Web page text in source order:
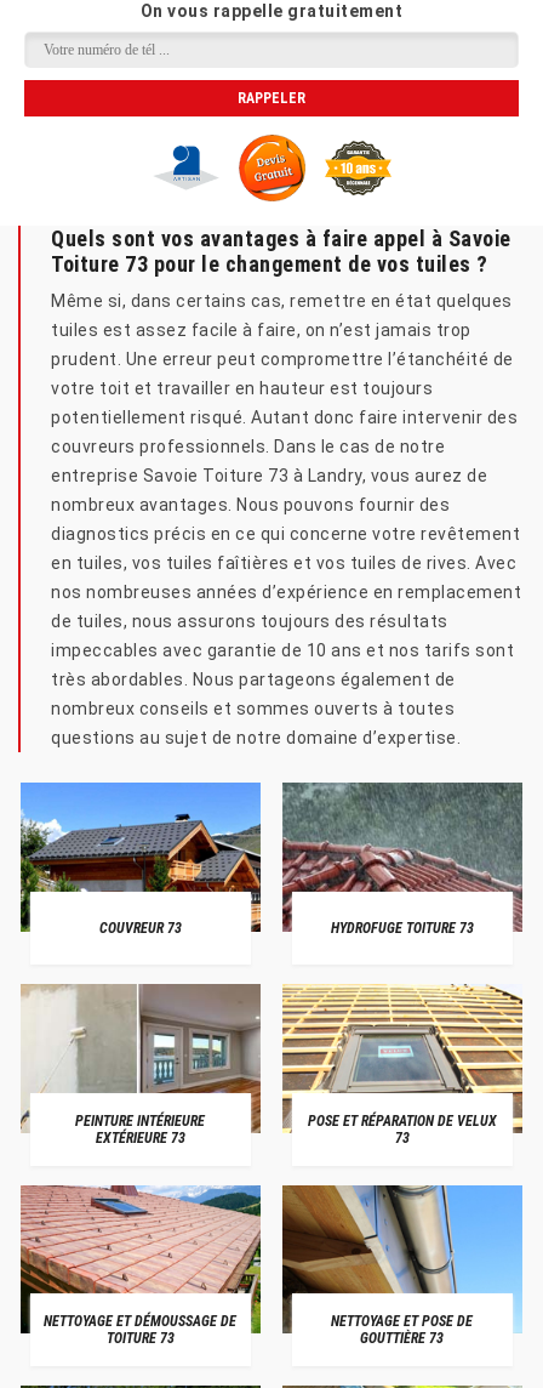
On vous rappelle gratuitement
Quels sont vos avantages à faire appel à Savoie
Toiture 73 pour le changement de vos tuiles ?
Même si, dans certains cas, remettre en état quelques
tuiles est assez facile à faire, on n’est jamais trop
prudent. Une erreur peut compromettre l’étanchéité de
votre toit et travailler en hauteur est toujours
potentiellement risqué. Autant donc faire intervenir des
couvreurs professionnels. Dans le cas de notre
entreprise Savoie Toiture 73 à Landry, vous aurez de
nombreux avantages. Nous pouvons fournir des
diagnostics précis en ce qui concerne votre revêtement
en tuiles, vos tuiles faîtières et vos tuiles de rives. Avec
nos nombreuses années d’expérience en remplacement
de tuiles, nous assurons toujours des résultats
impeccables avec garantie de 10 ans et nos tarifs sont
très abordables. Nous partageons également de
nombreux conseils et sommes ouverts à toutes
questions au sujet de notre domaine d’expertise.
COUVREUR 73 HYDROFUGE TOITURE 73
PEINTURE INTÉRIEURE
EXTÉRIEURE 73
POSE ET RÉPARATION DE VELUX
73
NETTOYAGE ET DÉMOUSSAGE DE
TOITURE 73
NETTOYAGE ET POSE DE
GOUTTIÈRE 73